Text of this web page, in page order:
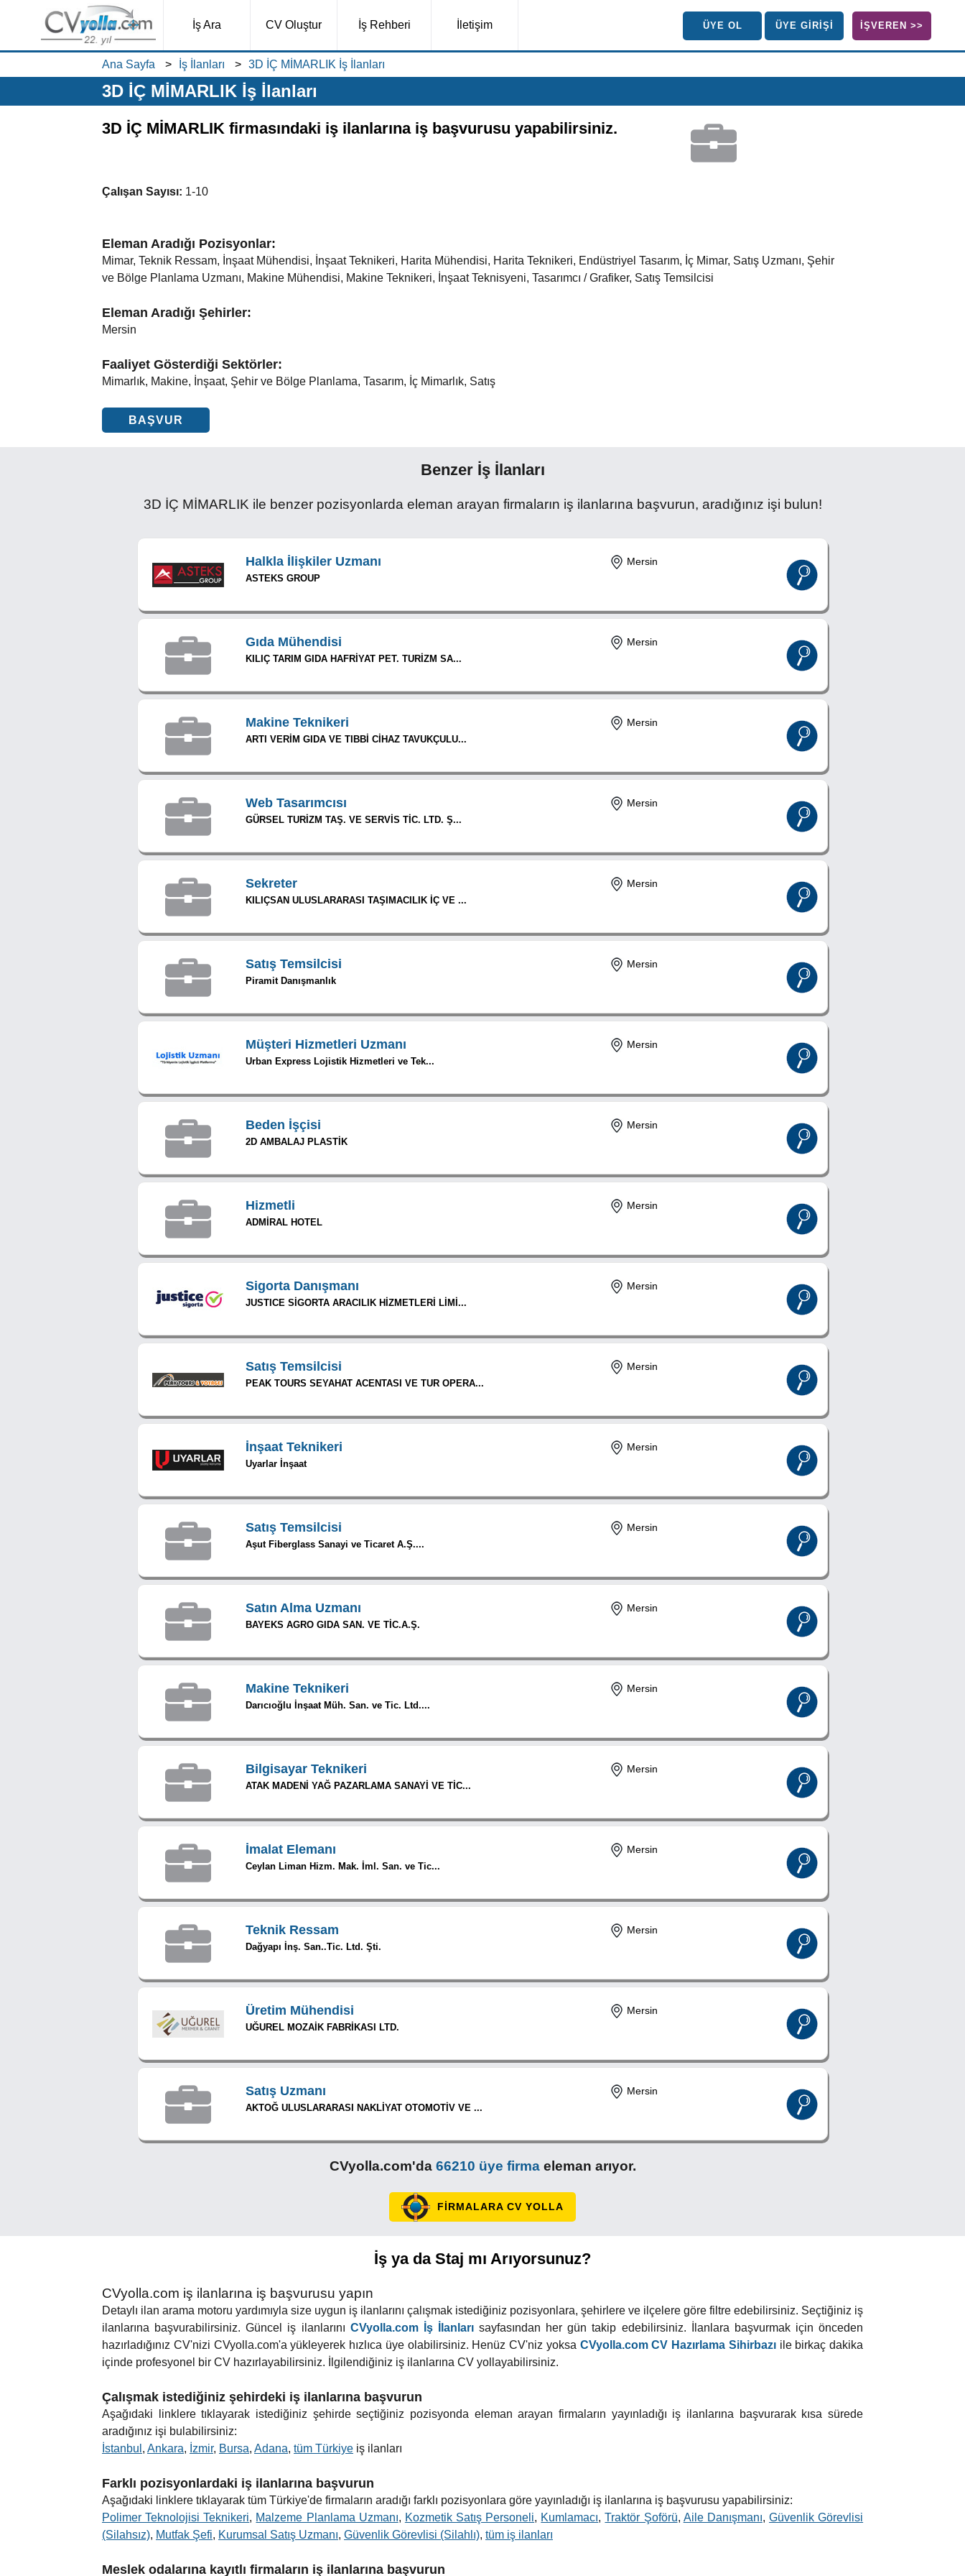
İş Ara CV Oluştur İş Rehberi İletişim ÜYE OL ÜYE GİRİŞİ İŞVEREN >>
Ana Sayfa İş İlanları 3D İÇ MİMARLIK İş İlanları
3D İÇ MİMARLIK İş İlanları
3D İÇ MİMARLIK firmasındaki iş ilanlarına iş başvurusu yapabilirsiniz.
Çalışan Sayısı: 1-10
Eleman Aradığı Pozisyonlar:
Mimar, Teknik Ressam, İnşaat Mühendisi, İnşaat Teknikeri, Harita Mühendisi, Harita Teknikeri, Endüstriyel Tasarım, İç Mimar, Satış Uzmanı, Şehir
ve Bölge Planlama Uzmanı, Makine Mühendisi, Makine Teknikeri, İnşaat Teknisyeni, Tasarımcı / Grafiker, Satış Temsilcisi
Eleman Aradığı Şehirler:
Mersin
Faaliyet Gösterdiği Sektörler:
Mimarlık, Makine, İnşaat, Şehir ve Bölge Planlama, Tasarım, İç Mimarlık, Satış
BAŞVUR
Benzer İş İlanları
3D İÇ MİMARLIK ile benzer pozisyonlarda eleman arayan firmaların iş ilanlarına başvurun, aradığınız işi bulun!
Halkla İlişkiler Uzmanı
ASTEKS GROUP
Mersin
Gıda Mühendisi
KILIÇ TARIM GIDA HAFRİYAT PET. TURİZM SA...
Mersin
Makine Teknikeri
ARTI VERİM GIDA VE TIBBİ CİHAZ TAVUKÇULU...
Mersin
Web Tasarımcısı
GÜRSEL TURİZM TAŞ. VE SERVİS TİC. LTD. Ş...
Mersin
Sekreter
KILIÇSAN ULUSLARARASI TAŞIMACILIK İÇ VE ...
Mersin
Satış Temsilcisi
Piramit Danışmanlık
Mersin
Müşteri Hizmetleri Uzmanı
Urban Express Lojistik Hizmetleri ve Tek...
Mersin
Beden İşçisi
2D AMBALAJ PLASTİK
Mersin
Hizmetli
ADMİRAL HOTEL
Mersin
Sigorta Danışmanı
JUSTICE SİGORTA ARACILIK HİZMETLERİ LİMİ...
Mersin
Satış Temsilcisi
PEAK TOURS SEYAHAT ACENTASI VE TUR OPERA...
Mersin
İnşaat Teknikeri
Uyarlar İnşaat
Mersin
Satış Temsilcisi
Aşut Fiberglass Sanayi ve Ticaret A.Ş....
Mersin
Satın Alma Uzmanı
BAYEKS AGRO GIDA SAN. VE TİC.A.Ş.
Mersin
Makine Teknikeri
Darıcıoğlu İnşaat Müh. San. ve Tic. Ltd....
Mersin
Bilgisayar Teknikeri
ATAK MADENİ YAĞ PAZARLAMA SANAYİ VE TİC...
Mersin
İmalat Elemanı
Ceylan Liman Hizm. Mak. İml. San. ve Tic...
Mersin
Teknik Ressam
Dağyapı İnş. San..Tic. Ltd. Şti.
Mersin
Üretim Mühendisi
UĞUREL MOZAİK FABRİKASI LTD.
Mersin
Satış Uzmanı
AKTOĞ ULUSLARARASI NAKLİYAT OTOMOTİV VE ...
Mersin
CVyolla.com'da 66210 üye firmaeleman arıyor.
FİRMALARA CV YOLLA
İş ya da Staj mı Arıyorsunuz?
CVyolla.com iş ilanlarına iş başvurusu yapın
Detaylı ilan arama motoru yardımıyla size uygun iş ilanlarını çalışmak istediğiniz pozisyonlara, şehirlere ve ilçelere göre filtre edebilirsiniz. Seçtiğiniz iş
ilanlarına başvurabilirsiniz. Güncel iş ilanlarını CVyolla.com İş İlanlarısayfasından her gün takip edebilirsiniz. İlanlara başvurmak için önceden
hazırladığınız CV'nizi CVyolla.com'a yükleyerek hızlıca üye olabilirsiniz. Henüz CV'niz yoksa CVyolla.com CV Hazırlama Sihirbazıile birkaç dakika
içinde profesyonel bir CV hazırlayabilirsiniz. İlgilendiğiniz iş ilanlarına CV yollayabilirsiniz.
Çalışmak istediğiniz şehirdeki iş ilanlarına başvurun
Aşağıdaki linklere tıklayarak istediğiniz şehirde seçtiğiniz pozisyonda eleman arayan firmaların yayınladığı iş ilanlarına başvurarak kısa sürede
aradığınız işi bulabilirsiniz:
İstanbul , Ankara, İzmir, Bursa, Adana, tüm Türkiye iş ilanları
Farklı pozisyonlardaki iş ilanlarına başvurun
Aşağıdaki linklere tıklayarak tüm Türkiye'de firmaların aradığı farklı pozisyonlara göre yayınladığı iş ilanlarına iş başvurusu yapabilirsiniz:
Polimer Teknolojisi Teknikeri, Malzeme Planlama Uzmanı, Kozmetik Satış Personeli, Kumlamacı,Traktör Şoförü, Aile Danışmanı, Güvenlik Görevlisi
(Silahsız), Mutfak Şefi, Kurumsal Satış Uzmanı, Güvenlik Görevlisi (Silahlı), tüm iş ilanları
Meslek odalarına kayıtlı firmaların iş ilanlarına başvurun